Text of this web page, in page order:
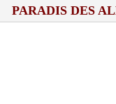
PARADIS DES